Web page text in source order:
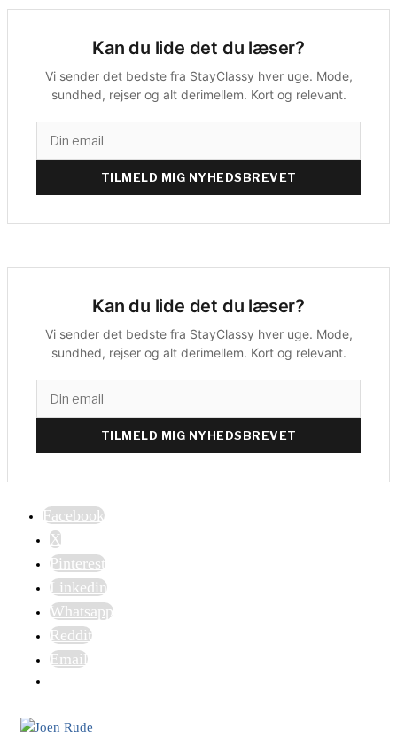
Kan du lide det du læser?
Vi sender det bedste fra StayClassy hver uge. Mode,
sundhed, rejser og alt derimellem. Kort og relevant.
TILMELD MIG NYHEDSBREVET
Kan du lide det du læser?
Vi sender det bedste fra StayClassy hver uge. Mode,
sundhed, rejser og alt derimellem. Kort og relevant.
TILMELD MIG NYHEDSBREVET
Facebook
X
Pinterest
Linkedin
Whatsapp
Reddit
Email